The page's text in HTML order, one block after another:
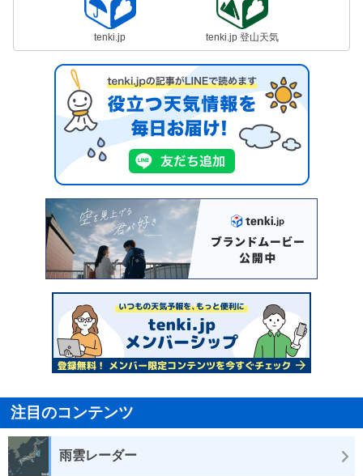
tenki.jp tenki.jp 登山天気
注目のコンテンツ
雨雲レーダー